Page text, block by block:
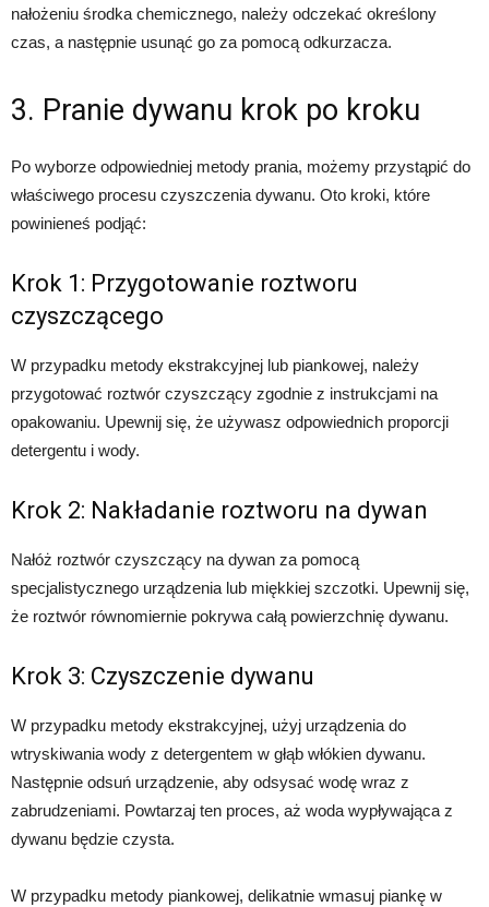
nałożeniu środka chemicznego, należy odczekać określony
czas, a następnie usunąć go za pomocą odkurzacza.
3. Pranie dywanu krok po kroku
Po wyborze odpowiedniej metody prania, możemy przystąpić do
właściwego procesu czyszczenia dywanu. Oto kroki, które
powinieneś podjąć:
Krok 1: Przygotowanie roztworu
czyszczącego
W przypadku metody ekstrakcyjnej lub piankowej, należy
przygotować roztwór czyszczący zgodnie z instrukcjami na
opakowaniu. Upewnij się, że używasz odpowiednich proporcji
detergentu i wody.
Krok 2: Nakładanie roztworu na dywan
Nałóż roztwór czyszczący na dywan za pomocą
specjalistycznego urządzenia lub miękkiej szczotki. Upewnij się,
że roztwór równomiernie pokrywa całą powierzchnię dywanu.
Krok 3: Czyszczenie dywanu
W przypadku metody ekstrakcyjnej, użyj urządzenia do
wtryskiwania wody z detergentem w głąb włókien dywanu.
Następnie odsuń urządzenie, aby odsysać wodę wraz z
zabrudzeniami. Powtarzaj ten proces, aż woda wypływająca z
dywanu będzie czysta.
W przypadku metody piankowej, delikatnie wmasuj piankę w